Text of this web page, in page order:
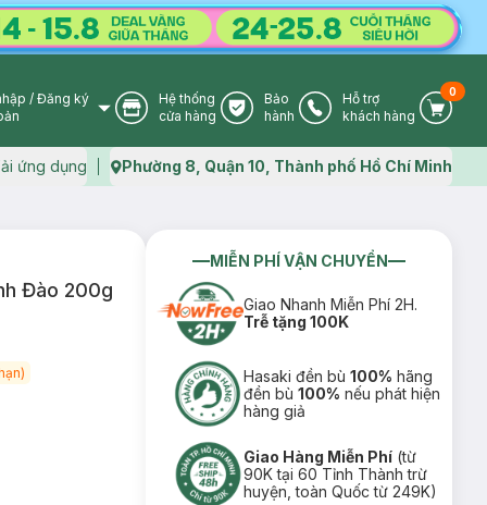
User Icon
/ Đăng ký
Store Icon
Hệ thống
cửa hàng
Warranty Icon
Bảo
hành
Phone Icon
Hỗ trợ
khách hàng
Cart
0
ứng dụng Map icon
Phường 8, Quận 10, Thành phố Hồ Chí Minh
Đào 200g
MIỄN PHÍ VẬN CHUYỂN
Giao Nhanh Miễn Phí 2H.
Trễ tặng 100K
Hasaki đền bù100% hãng
đền bù100% nếu phát hiện
hàng giả
Giao Hàng Miễn Phí (từ
90K tại 60 Tỉnh Thành trừ
huyện, toàn Quốc từ 249K)